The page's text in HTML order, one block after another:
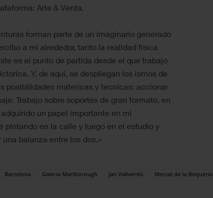
Arte & Venta.
forman parte de un imaginario generado
a mi alrededor, tanto la realidad fisica
es el punto de partida desde el que trabajo
Y, de aqui, se despliegan los ismos de
posibilidades matericas y tecnicas: accionar
Trabajo sobre soportes de gran formato, en
un papel importante en mi
en la calle y luego en el estudio y
balanza entre los dos.»
Barcelona Galeria Marlborough Jan Vallverdú Mercat de la Boqueria